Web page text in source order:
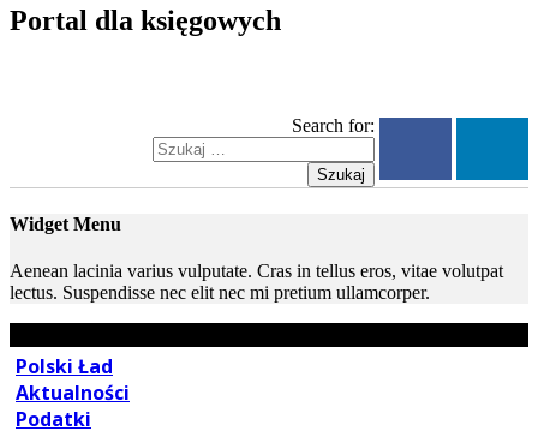
Portal dla księgowych
Search for:
Szukaj
Widget Menu
Aenean lacinia varius vulputate. Cras in tellus eros, vitae volutpat
lectus. Suspendisse nec elit nec mi pretium ullamcorper.
Polski Ład
Aktualności
Podatki